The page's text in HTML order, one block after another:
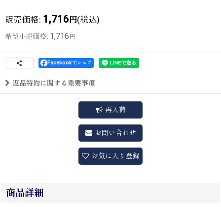
販売価格: 1,716円(税込)
希望小売価格: 1,716 円
Facebookでシェア
返品特約に関する重要事項
再入荷
お問い合わせ
お気に入り登録
商品詳細